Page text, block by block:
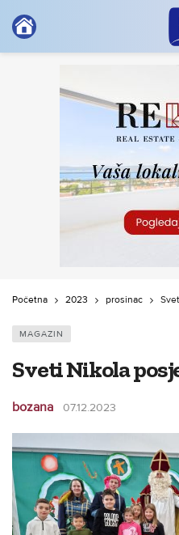
Početna 2023 prosinac
MAGAZIN
Sveti Nikola
bozana 07.12.2023